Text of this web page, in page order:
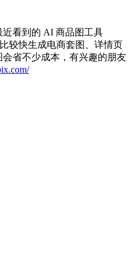
看到的 AI 商品图工具
较快生成电商套图、详情页
省不少成本，有兴趣的朋友